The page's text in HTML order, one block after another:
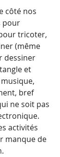
côté nos
pour
tricoter,
(même
dessiner
et
bref
ne soit pas
activités
manque de